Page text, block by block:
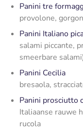
Panini tre
provolone,
Panini Italiano
salami piccante,
smeerbare
Panini Cecilia
bresaola,
Panini prosciutto
Italiaanse rauwe
rucola